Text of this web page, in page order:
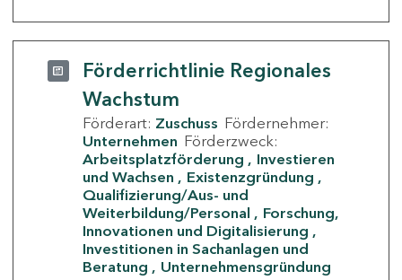
Förderrichtlinie Regionales
Wachstum
Förderart: Zuschuss Fördernehmer:
Unternehmen Förderzweck:
Arbeitsplatzförderung
Investieren
und Wachsen
Existenzgründung
Qualifizierung/Aus- und
Weiterbildung/Personal
Forschung,
Innovationen und Digitalisierung
Investitionen in Sachanlagen und
Beratung
Unternehmensgründung